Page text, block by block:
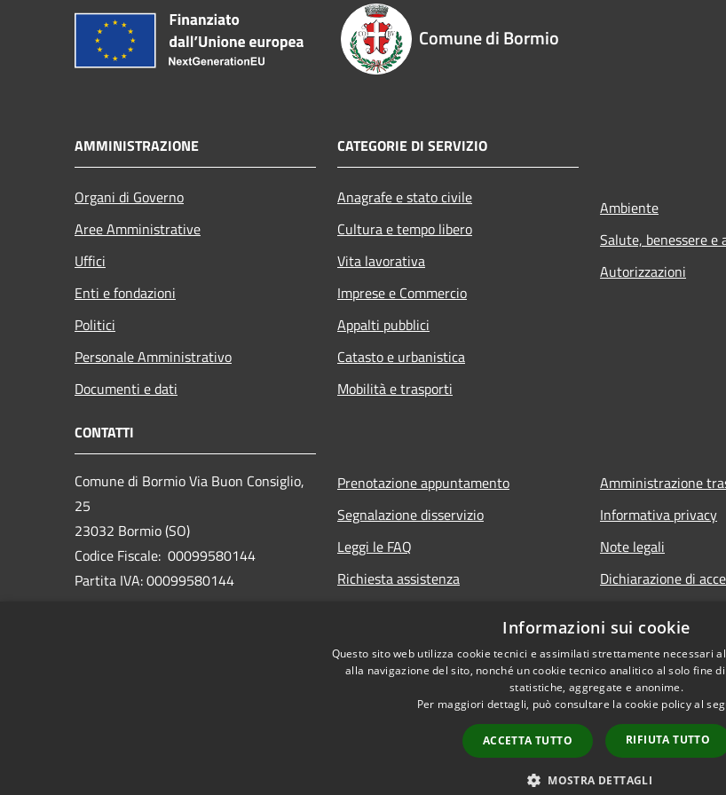
Comune di Bormio
AMMINISTRAZIONE
Organi di Governo
Aree Amministrative
Uffici
Enti e fondazioni
Politici
Personale Amministrativo
Documenti e dati
CATEGORIE DI SERVIZIO
Anagrafe e stato civile
Cultura e tempo libero
Vita lavorativa
Imprese e Commercio
Appalti pubblici
Catasto e urbanistica
Mobilità e trasporti
Ambiente
Salute, benessere e
Autorizzazioni
CONTATTI
Comune di Bormio Via Buon Consiglio,
25
23032 Bormio (SO)
Codice Fiscale: 00099580144
Partita IVA: 00099580144
Prenotazione appuntamento
Segnalazione disservizio
Leggi le FAQ
Richiesta assistenza
Amministrazione
Informativa privacy
Note legali
Dichiarazione di
Copyright ©
Informazioni sui cookie
Questo sito web utilizza cookie tecnici e assimilati strettamente necessari
alla navigazione del sito, nonché un cookie tecnico analitico al solo fine
statistiche, aggregate e anonime.
Per maggiori dettagli, può consultare la cookie policy al
ACCETTA TUTTO RIFIUTA TUTTO
MOSTRA DETTAGLI